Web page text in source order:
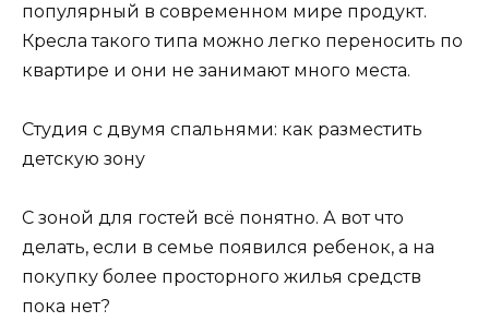
популярный в современном мире продукт.
Кресла такого типа можно легко переносить по
квартире и они не занимают много места.
Студия с двумя спальнями: как разместить
детскую зону
С зоной для гостей всё понятно. А вот что
делать, если в семье появился ребенок, а на
покупку более просторного жилья средств
пока нет?